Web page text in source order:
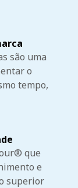
são uma
o
tempo,
que
e
superior